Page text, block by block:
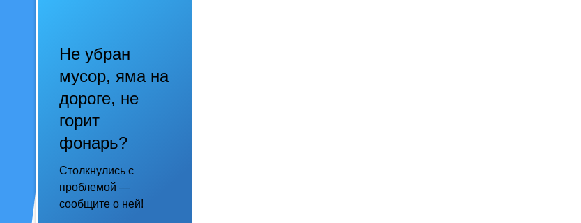
Не убран
мусор, яма на
дороге, не
горит
фонарь?
Столкнулись с
проблемой —
сообщите о ней!